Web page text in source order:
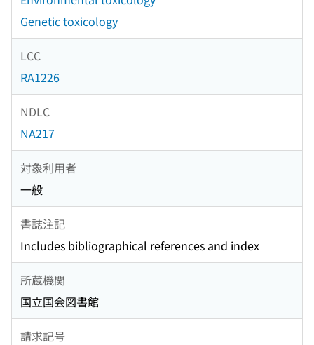
Genetic toxicology
LCC
RA1226
NDLC
NA217
対象利用者
一般
書誌注記
Includes bibliographical references and index
所蔵機関
国立国会図書館
請求記号